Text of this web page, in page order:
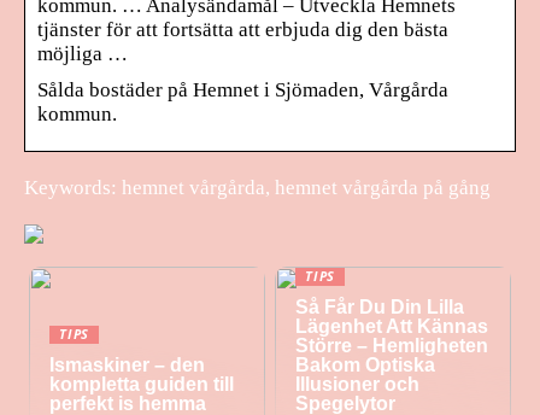
kommun. … Analysändamål – Utveckla Hemnets
tjänster för att fortsätta att erbjuda dig den bästa
möjliga …
Sålda bostäder på Hemnet i Sjömaden, Vårgårda
kommun.
Keywords: hemnet vårgårda, hemnet vårgårda på gång
TIPS
Ismaskiner – den
kompletta guiden till
perfekt is hemma
TIPS
Så Får Du Din Lilla
Lägenhet Att Kännas
Större – Hemligheten
Bakom Optiska
Illusioner och
Spegelytor